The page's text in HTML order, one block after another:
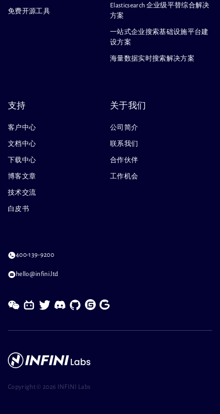
免费开源工具
Elasticsearch 企业级平替综合解决
方案
一站式企业搜索基础设施平台建
设方案
海量数据实时搜索解决方案
支持
客户中心
文档中心
下载中心
博客文章
技术交流
白皮书
关于我们
公司简介
联系我们
合作伙伴
工作机会
400-139-9200
hello@infini.ltd
Copyright © 2026 INFINI Labs